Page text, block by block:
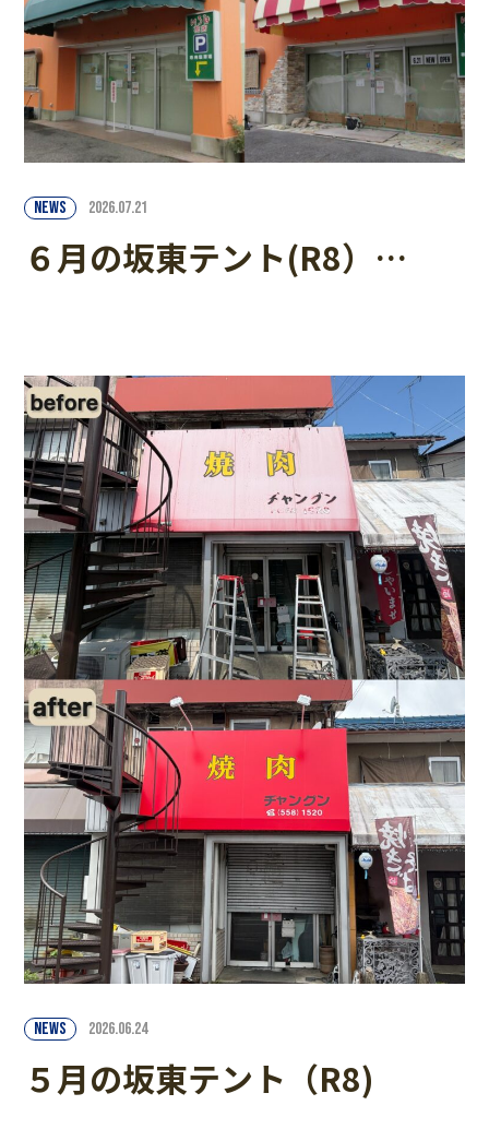
NEWS 2026.07.21
６月の坂東テント(R8）…
NEWS 2026.06.24
５月の坂東テント（R8)